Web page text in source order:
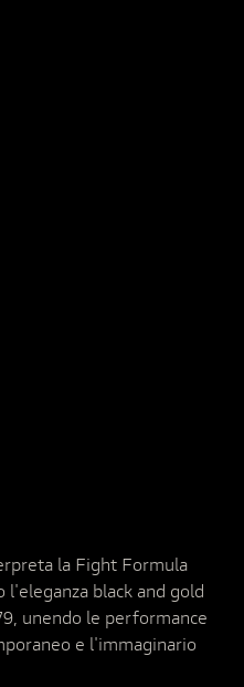
la Fight Formula
black and gold
unendo le performance
e l'immaginario